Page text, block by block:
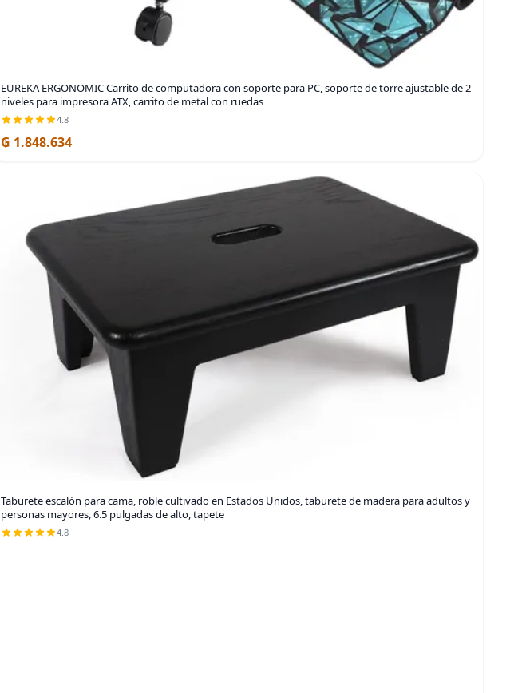
EUREKA ERGONOMIC Carrito de computadora con soporte para PC, soporte de torre ajustable de 2
niveles para impresora ATX, carrito de metal con ruedas
4.8
₲ 1.848.634
Taburete escalón para cama, roble cultivado en Estados Unidos, taburete de madera para adultos y
personas mayores, 6.5 pulgadas de alto, tapete
4.8